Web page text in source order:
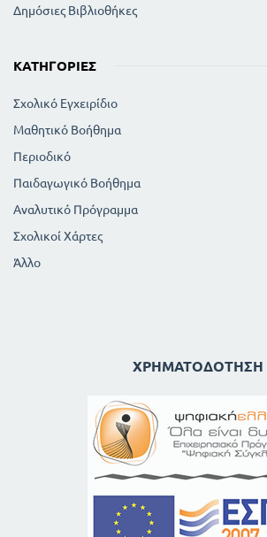
Δημόσιες Βιβλιοθήκες
ΚΑΤΗΓΟΡΊΕΣ
Σχολικό Εγχειρίδιο
Μαθητικό Βοήθημα
Περιοδικό
Παιδαγωγικό Βοήθημα
Αναλυτικό Πρόγραμμα
Σχολικοί Χάρτες
Άλλο
ΧΡΗΜΑΤΟΔΌΤΗΣΗ